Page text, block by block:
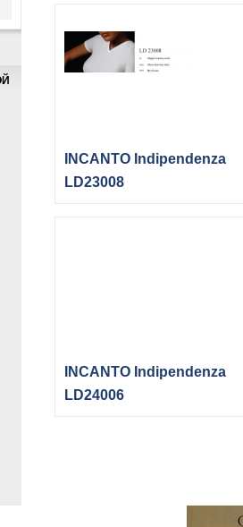
INCANTO Indipendenza
LD23008
INCANTO Indipendenza
LD24006